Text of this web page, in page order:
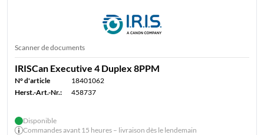
Scanner de documents
IRISCan Executive 4 Duplex 8PPM
N° d'article
18401062
Herst.-Art.-Nr.:
458737
Disponible
Commandes avant 15 heures – livraison dès le lendemain